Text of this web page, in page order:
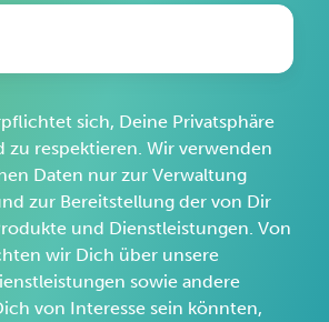
sich, Deine Privatsphäre
zu respektieren. Wir verwenden
Daten nur zur Verwaltung
zur Bereitstellung der von Dir
und Dienstleistungen. Von
wir Dich über unsere
sowie andere
von Interesse sein könnten,